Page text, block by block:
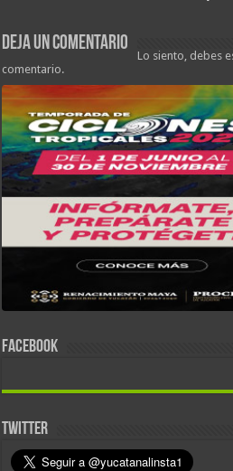
Deja un comentario
Lo siento, debes
comentario.
FACEBOOK
TWITTER